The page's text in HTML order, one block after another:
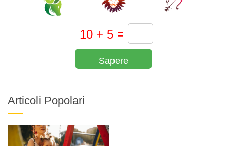
Sapere
Articoli Popolari